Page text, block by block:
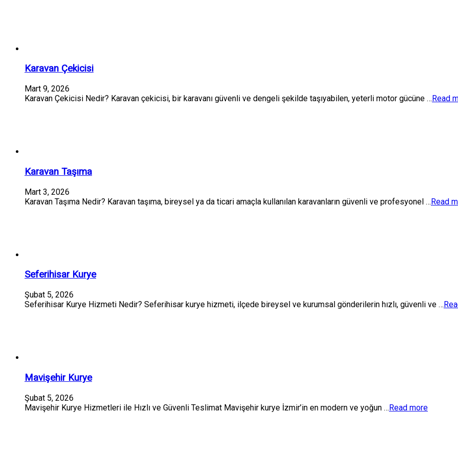
Karavan Çekicisi
Mart 9, 2026
Karavan Çekicisi Nedir? Karavan çekicisi, bir karavanı güvenli ve dengeli şekilde taşıyabilen, yeterli motor gücüne … Read
Karavan Taşıma
Mart 3, 2026
Karavan Taşıma Nedir? Karavan taşıma, bireysel ya da ticari amaçla kullanılan karavanların güvenli ve profesyonel …Read
Seferihisar Kurye
Şubat 5, 2026
Seferihisar Kurye Hizmeti Nedir? Seferihisar kurye hizmeti, ilçede bireysel ve kurumsal gönderilerin hızlı, güvenli ve …
Mavişehir Kurye
Şubat 5, 2026
Mavişehir Kurye Hizmetleri ile Hızlı ve Güvenli Teslimat Mavişehir kurye İzmir’in en modern ve yoğun …Read more